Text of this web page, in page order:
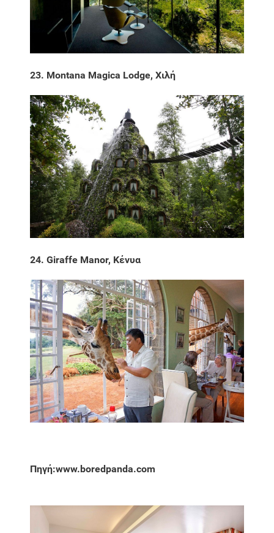
23. Montana Magica Lodge, Χιλή
24. Giraffe Manor, Κένυα
Πηγή:www.boredpanda.com